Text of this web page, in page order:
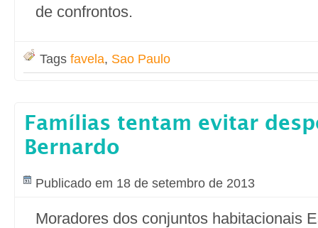
de confrontos.
Tags favela, Sao Paulo
Famílias tentam evitar
Bernardo
Publicado em 18 de setembro de 2013
Moradores dos conjuntos habitacionais